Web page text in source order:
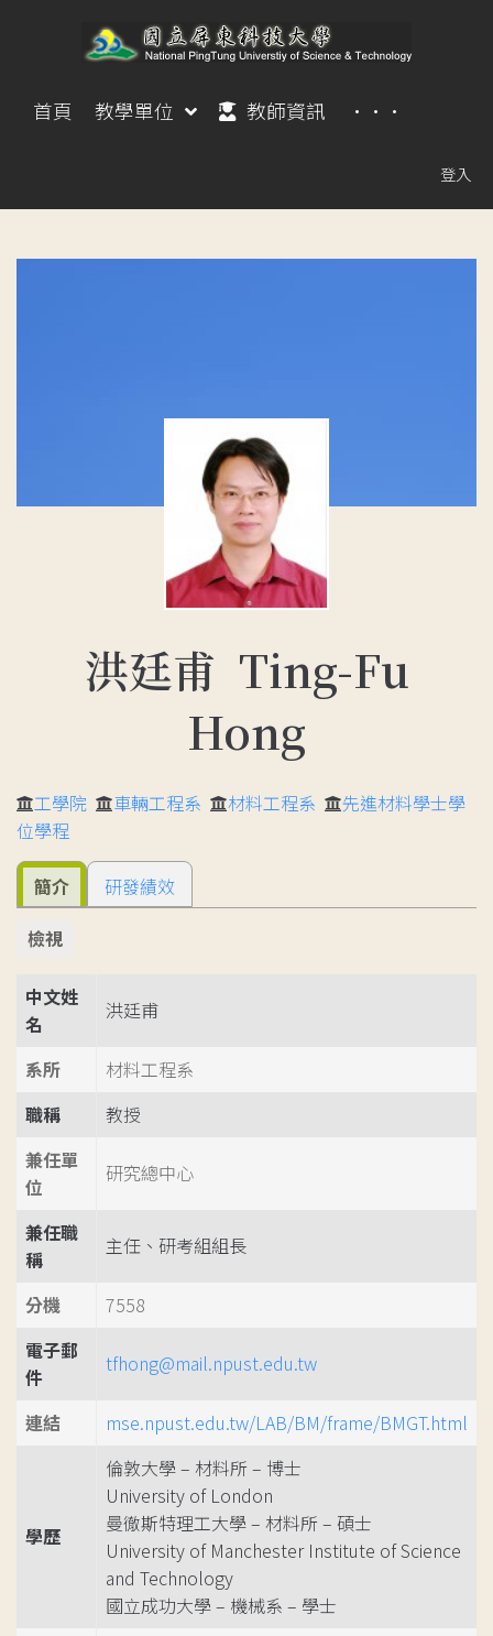
首頁 教學單位 教師資訊 ···
登入
洪廷甫 Ting-Fu
Hong
工學院 車輛工程系 材料工程系
先進材料學士學
位學程
簡介
研發績效
檢視
中文姓
名
洪廷甫
系所
材料工程系
職稱
教授
兼任單
位
研究總中心
兼任職
稱
主任、研考組組長
分機
7558
電子郵
件
tfhong@mail.npust.edu.tw
連結 mse.npust.edu.tw/LAB/BM/frame/BMGT.html
學歷
倫敦大學 – 材料所 – 博士
University of London
曼徹斯特理工大學 – 材料所 – 碩士
University of Manchester Institute of Science
and Technology
國立成功大學 – 機械系 – 學士